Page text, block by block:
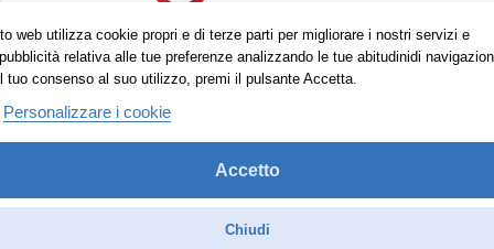
web utilizza cookie propri e di terze parti per migliorare i nostri servizi e
relativa alle tue preferenze analizzando le tue abitudinidi
tuo consenso al suo utilizzo, premi il pulsante Accetta.
Personalizzare i cookie
Accetto
Chiudi
Trovaci anche su: